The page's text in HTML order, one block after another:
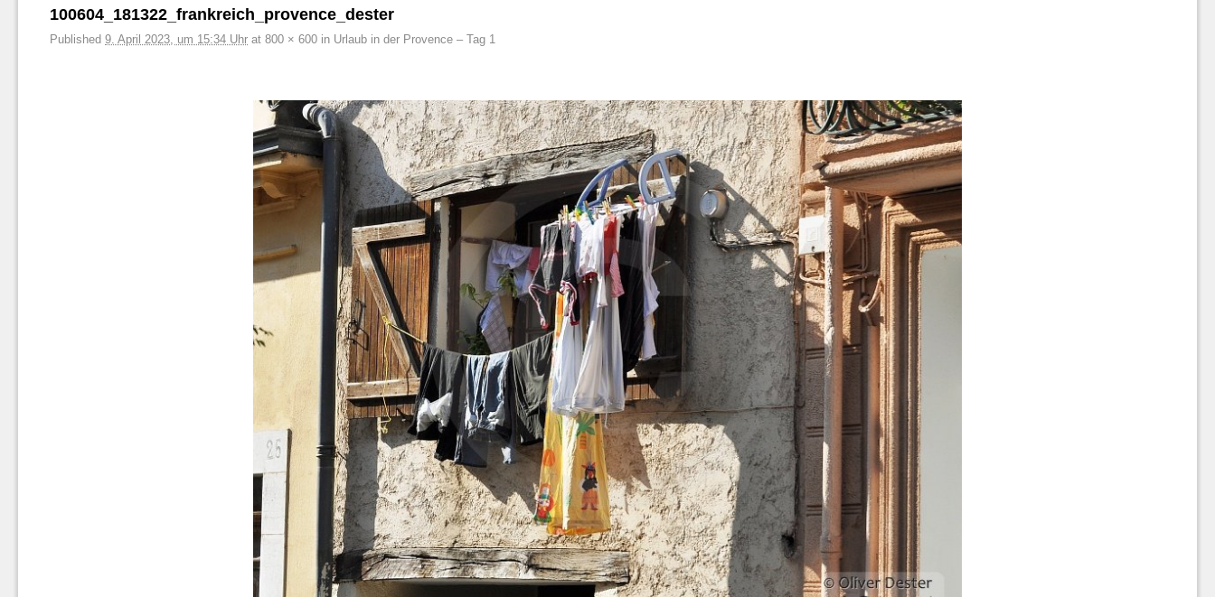
100604_181322_frankreich_provence_dester
Published 9. April 2023, um 15:34 Uhr at 800 × 600 in Urlaub in der Provence – Tag 1